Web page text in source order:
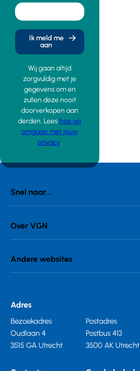
Ik meld me
aan
Wij gaan altijd
zorgvuldig met je
gegevens om en
zullen deze nooit
doorverkopen aan
derden. Lees hoe wij
omgaan met jouw
privacy.
Snel naar...
Over VGN
Andere websites
Adres
Bezoekadres
Oudlaan 4
3515 GA Utrecht
Postadres
Postbus 413
3500 AK Utrecht